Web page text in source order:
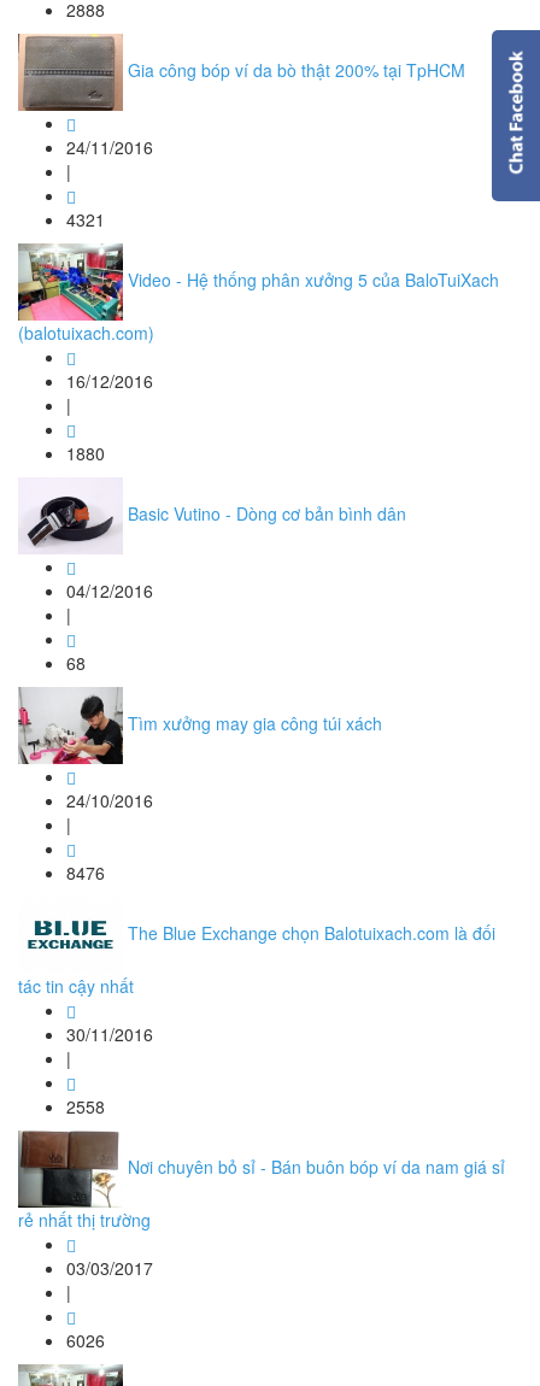
2888
Gia công bóp ví da bò thật 200% tại TpHCM
24/11/2016
|
4321
Video - Hệ thống phân xưởng 5 của BaloTuiXach
(balotuixach.com)
16/12/2016
|
1880
Basic Vutino - Dòng cơ bản bình dân
04/12/2016
|
68
Tìm xưởng may gia công túi xách
24/10/2016
|
8476
The Blue Exchange chọn Balotuixach.com là đối
tác tin cậy nhất
30/11/2016
|
2558
Nơi chuyên bỏ sỉ - Bán buôn bóp ví da nam giá sỉ
rẻ nhất thị trường
03/03/2017
|
6026